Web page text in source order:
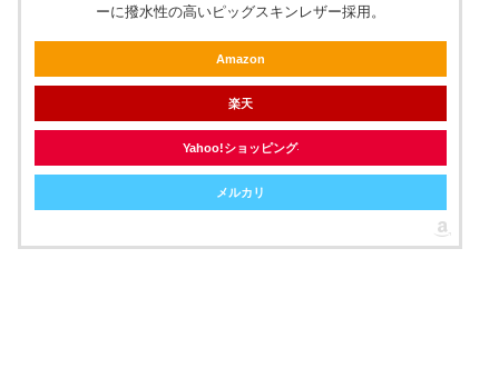
ーに撥水性の高いピッグスキンレザー採用。
Amazon
楽天
Yahoo!ショッピング
メルカリ